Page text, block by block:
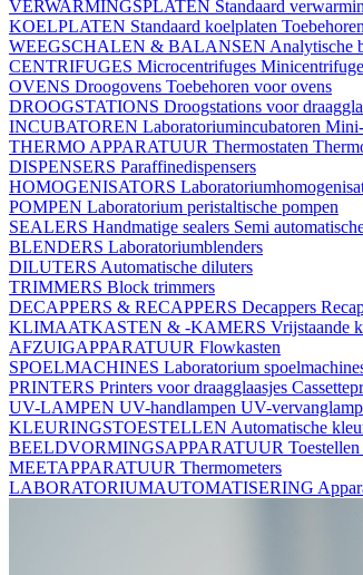
VERWARMINGSPLATEN Standaard
KOELPLATEN Standaard koelplaten
WEEGSCHALEN & BALANSEN Analytische
CENTRIFUGES Microcentrifuges
OVENS Droogovens Toebehoren voor ovens
DROOGSTATIONS Droogstations voor
INCUBATOREN Laboratoriumincubatoren
THERMO APPARATUUR Thermostaten
DISPENSERS Paraffinedispensers
HOMOGENISATORS
POMPEN Laboratorium peristaltische pompen
SEALERS Handmatige sealers Semi
BLENDERS Laboratoriumblenders
DILUTERS Automatische diluters
TRIMMERS Block trimmers
DECAPPERS & RECAPPERS Decappers
KLIMAATKASTEN & -KAMERS Vrijstaande
AFZUIGAPPARATUUR Flowkasten
SPOELMACHINES Laboratorium
PRINTERS Printers voor draagglaasjes
UV-LAMPEN UV-handlampen UV-
KLEURINGSTOESTELLEN Automatische
BEELDVORMINGSAPPARATUUR
MEETAPPARATUUR Thermometers
LABORATORIUMAUTOMATISERING